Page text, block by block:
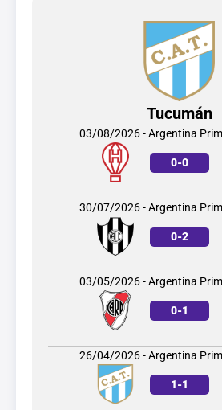
Tucumán
03/08/2026 - Argentina
0-0
30/07/2026 - Argentina
0-2
03/05/2026 - Argentina
0-1
26/04/2026 - Argentina
1-1